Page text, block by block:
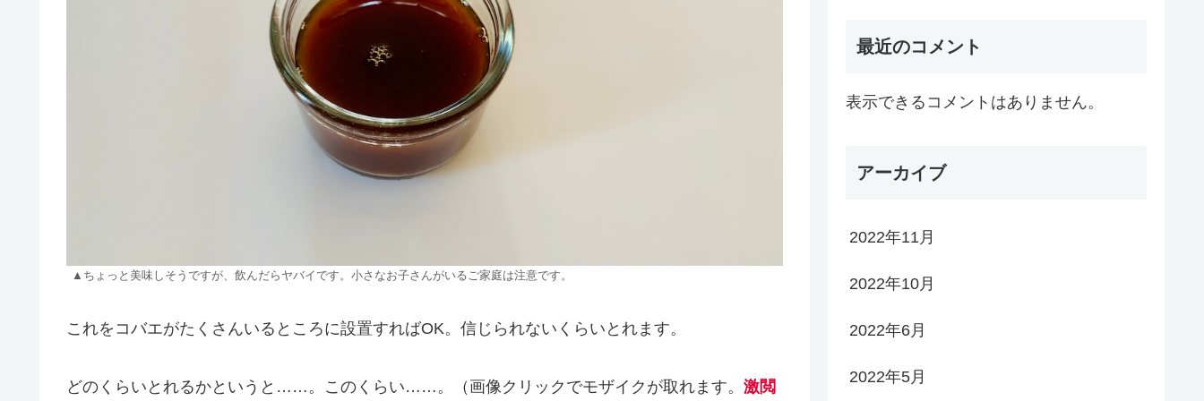
▲ちょっと美味しそうですが、飲んだらヤバイです。小さなお子さんがいるご家庭は注意です。
これをコバエがたくさんいるところに設置すればOK。信じられないくらいとれます。
どのくらいとれるかというと……。このくらい……。（画像クリックでモザイクが取れます。 激閲
最近のコメント
表示できるコメントはありません。
アーカイブ
2022年11月
2022年10月
2022年6月
2022年5月